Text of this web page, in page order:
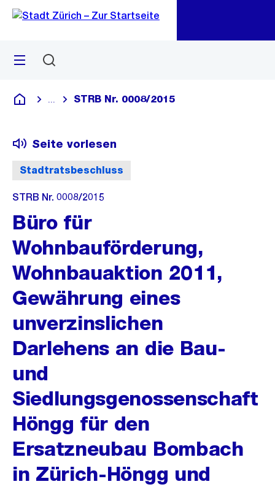
Navigation
Sprunglink
Menü
Deutsch
Blende alle Breadcrumbs ein
STRB Nr. 0008/2015
Stadtratsbeschluss
Seite vorlesen
STRB Nr. 0008/2015
Büro für
Wohnbauförderung,
Wohnbauaktion 2011,
Gewährung eines
unverzinslichen
Darlehens an die Bau-
und
Siedlungsgenossenschaft
Höngg für den
Ersatzneubau Bombach
in Zürich-Höngg und